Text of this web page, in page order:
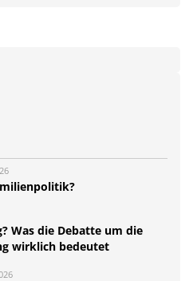
Was die Debatte um die
wirklich bedeutet